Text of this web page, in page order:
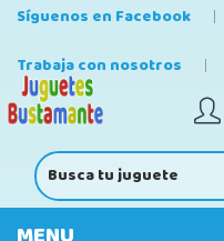
Síguenos en Facebook
Trabaja con nosotros